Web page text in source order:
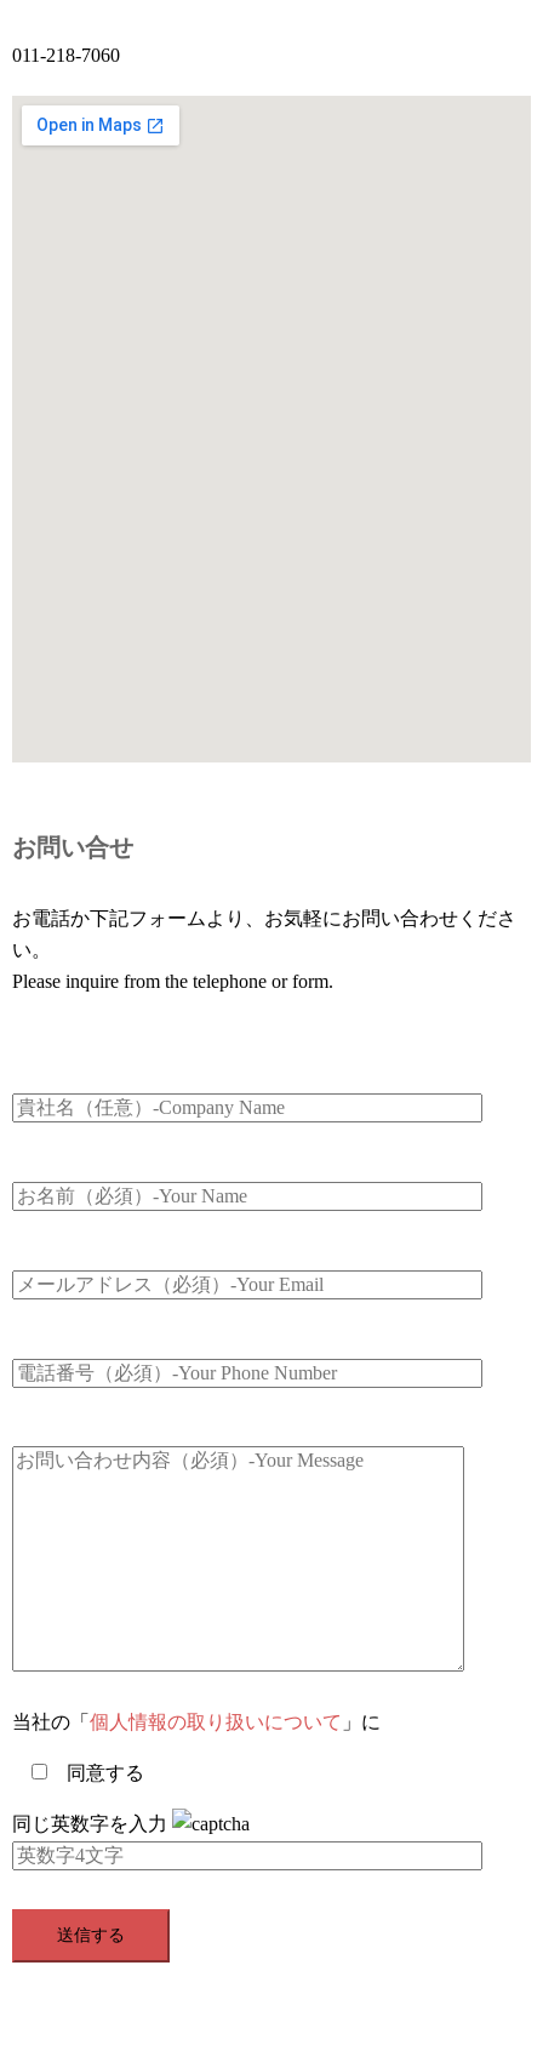
011-218-7060
お問い合せ
お電話か下記フォームより、お気軽にお問い合わせくださ
い。
Please inquire from the telephone or form.
当社の「 個人情報の取り扱いについて 」に
同意する
同じ英数字を入力